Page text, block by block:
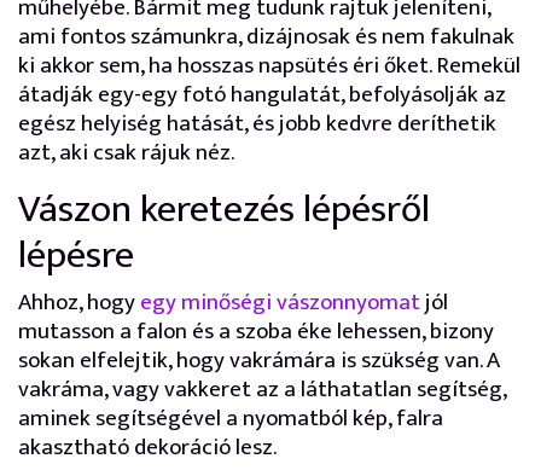
műhelyébe. Bármit meg tudunk rajtuk jeleníteni,
ami fontos számunkra, dizájnosak és nem fakulnak
ki akkor sem, ha hosszas napsütés éri őket. Remekül
átadják egy-egy fotó hangulatát, befolyásolják az
egész helyiség hatását, és jobb kedvre deríthetik
azt, aki csak rájuk néz.
Vászon keretezés lépésről
lépésre
Ahhoz, hogyegy minőségi vászonnyomatjól
mutasson a falon és a szoba éke lehessen, bizony
sokan elfelejtik, hogy vakrámára is szükség van. A
vakráma, vagy vakkeret az a láthatatlan segítség,
aminek segítségével a nyomatból kép, falra
akasztható dekoráció lesz.